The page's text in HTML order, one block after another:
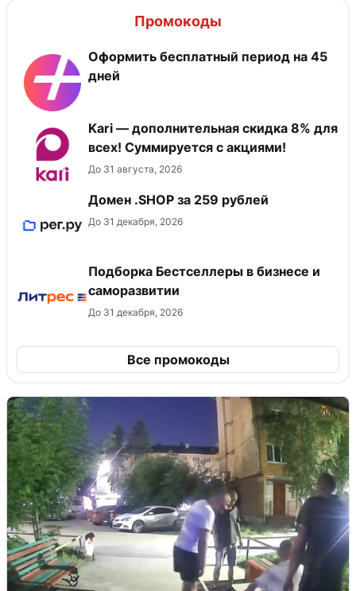
Промокоды
Оформить бесплатный период на 45
дней
Kari — дополнительная скидка 8% для
всех! Суммируется с акциями!
До 31 августа, 2026
Домен .SHOP за 259 рублей
До 31 декабря, 2026
Подборка Бестселлеры в бизнесе и
саморазвитии
До 31 декабря, 2026
Все промокоды